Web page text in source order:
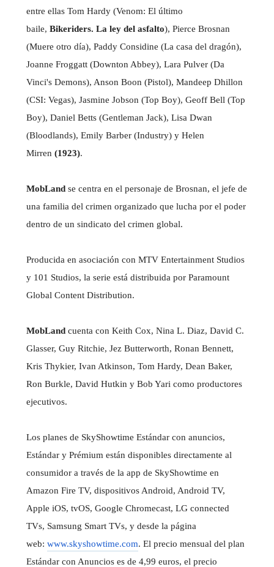
entre ellas Tom Hardy (Venom: El último
baile, Bikeriders. La ley del asfalto), Pierce Brosnan
(Muere otro día), Paddy Considine (La casa del dragón),
Joanne Froggatt (Downton Abbey), Lara Pulver (Da
Vinci's Demons), Anson Boon (Pistol), Mandeep Dhillon
(CSI: Vegas), Jasmine Jobson (Top Boy), Geoff Bell (Top
Boy), Daniel Betts (Gentleman Jack), Lisa Dwan
(Bloodlands), Emily Barber (Industry) y Helen
Mirren (1923).
MobLandse centra en el personaje de Brosnan, el jefe de
una familia del crimen organizado que lucha por el poder
dentro de un sindicato del crimen global.
Producida en asociación con MTV Entertainment Studios
y 101 Studios, la serie está distribuida por Paramount
Global Content Distribution.
MobLandcuenta con Keith Cox, Nina L. Diaz, David C.
Glasser, Guy Ritchie, Jez Butterworth, Ronan Bennett,
Kris Thykier, Ivan Atkinson, Tom Hardy, Dean Baker,
Ron Burkle, David Hutkin y Bob Yari como productores
ejecutivos.
Los planes de SkyShowtime Estándar con anuncios,
Estándar y Prémium están disponibles directamente al
consumidor a través de la app de SkyShowtime en
Amazon Fire TV, dispositivos Android, Android TV,
Apple iOS, tvOS, Google Chromecast, LG connected
TVs, Samsung Smart TVs, y desde la página
web: www.skyshowtime.com. El precio mensual del plan
Estándar con Anuncios es de 4,99 euros, el precio